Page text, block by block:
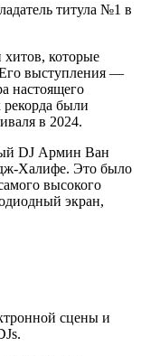
титула №1 в
хитов, которые
выступления —
настоящего
были
в 2024.
DJ Армин Ван
Халифе. Это было
высокого
экран,
сцены и